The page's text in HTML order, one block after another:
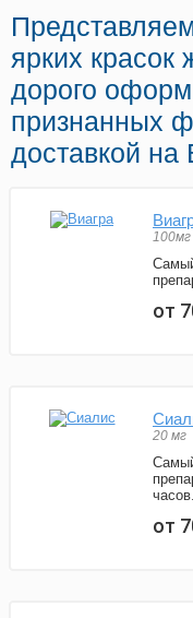
ярких
дорого
признанных
доставкой
100мг
от
20 мг
часов.
от